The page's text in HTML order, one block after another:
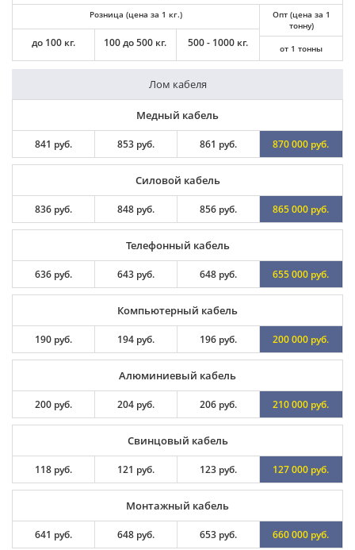
Розница (цена за 1 кг.)
до 100 кг. 100 до 500 кг. 500 - 1000 кг.
Опт (цена за 1
тонну)
от 1 тонны
Лом кабеля
Медный кабель
841 руб. 853 руб. 861 руб. 870 000 руб.
Силовой кабель
836 руб. 848 руб. 856 руб. 865 000 руб.
Телефонный кабель
636 руб. 643 руб. 648 руб. 655 000 руб.
Компьютерный кабель
190 руб. 194 руб. 196 руб. 200 000 руб.
Алюминиевый кабель
200 руб. 204 руб. 206 руб. 210 000 руб.
Свинцовый кабель
118 руб. 121 руб. 123 руб. 127 000 руб.
Монтажный кабель
641 руб. 648 руб. 653 руб. 660 000 руб.